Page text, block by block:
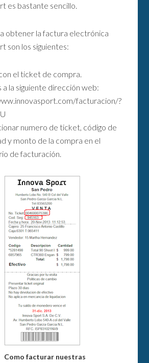
es bastante sencillo.
obtener la factura electrónica
son los siguientes:
el ticket de compra.
a la siguiente dirección web:
facturacion/?
numero de ticket, código de
y monto de la compra en el
de facturación.
Como facturar nuestras